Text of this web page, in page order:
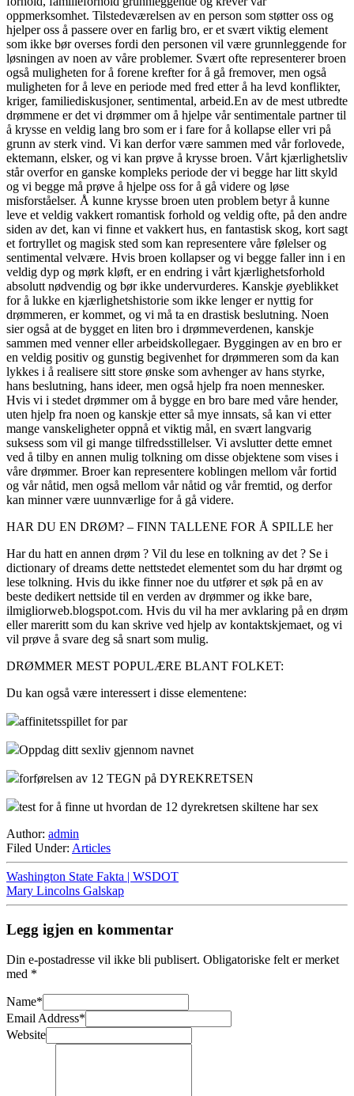
oppmerksomhet. Tilstedeværelsen av en person som støtter oss og
hjelper oss å passere over en farlig bro, er et svært viktig element
som ikke bør overses fordi den personen vil være grunnleggende for
løsningen av noen av våre problemer. Svært ofte representerer broen
også muligheten for å forene krefter for å gå fremover, men også
muligheten for å leve en periode med fred etter å ha levd konflikter,
kriger, familiediskusjoner, sentimental, arbeid.En av de mest utbredte
drømmene er det vi drømmer om å hjelpe vår sentimentale partner til
å krysse en veldig lang bro som er i fare for å kollapse eller vri på
grunn av sterk vind. Vi kan derfor være sammen med vår forlovede,
ektemann, elsker, og vi kan prøve å krysse broen. Vårt kjærlighetsliv
står overfor en ganske kompleks periode der vi begge har litt skyld
og vi begge må prøve å hjelpe oss for å gå videre og løse
misforståelser. Å kunne krysse broen uten problem betyr å kunne
leve et veldig vakkert romantisk forhold og veldig ofte, på den andre
siden av det, kan vi finne et vakkert hus, en fantastisk skog, kort sagt
et fortryllet og magisk sted som kan representere våre følelser og
sentimental velvære. Hvis broen kollapser og vi begge faller inn i en
veldig dyp og mørk kløft, er en endring i vårt kjærlighetsforhold
absolutt nødvendig og bør ikke undervurderes. Kanskje øyeblikket
for å lukke en kjærlighetshistorie som ikke lenger er nyttig for
drømmeren, er kommet, og vi må ta en drastisk beslutning. Noen
sier også at de bygget en liten bro i drømmeverdenen, kanskje
sammen med venner eller arbeidskollegaer. Byggingen av en bro er
en veldig positiv og gunstig begivenhet for drømmeren som da kan
lykkes i å realisere sitt store ønske som avhenger av hans styrke,
hans beslutning, hans ideer, men også hjelp fra noen mennesker.
Hvis vi i stedet drømmer om å bygge en bro bare med våre hender,
uten hjelp fra noen og kanskje etter så mye innsats, så kan vi etter
mange vanskeligheter oppnå et viktig mål, en svært langvarig
suksess som vil gi mange tilfredsstillelser. Vi avslutter dette emnet
ved å tilby en annen mulig tolkning om disse objektene som vises i
våre drømmer. Broer kan representere koblingen mellom vår fortid
og vår nåtid, men også mellom vår nåtid og vår fremtid, og derfor
kan minner være uunnværlige for å gå videre.
HAR DU EN DRØM? – FINN TALLENE FOR Å SPILLE her
Har du hatt en annen drøm ? Vil du lese en tolkning av det ? Se i
dictionary of dreams dette nettstedet elementet som du har drømt og
lese tolkning. Hvis du ikke finner noe du utfører et søk på en av
beste dedikert nettside til en verden av drømmer og ikke bare,
ilmigliorweb.blogspot.com. Hvis du vil ha mer avklaring på en drøm
eller mareritt som du kan skrive ved hjelp av kontaktskjemaet, og vi
vil prøve å svare deg så snart som mulig.
DRØMMER MEST POPULÆRE BLANT FOLKET:
Du kan også være interessert i disse elementene:
affinitetsspillet for par
Oppdag ditt sexliv gjennom navnet
forførelsen av 12 TEGN på DYREKRETSEN
test for å finne ut hvordan de 12 dyrekretsen skiltene har sex
Author: admin
Filed Under: Articles
Washington State Fakta | WSDOT
Mary Lincolns Galskap
Legg igjen en kommentar
Din e-postadresse vil ikke bli publisert. Obligatoriske felt er merket
med *
Name*
Email Address*
Website